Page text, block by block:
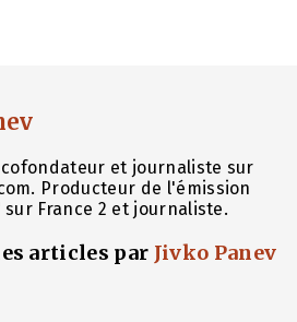
cofondateur et journaliste sur
Producteur de l'émission
France 2 et journaliste.
articles par Jivko Panev